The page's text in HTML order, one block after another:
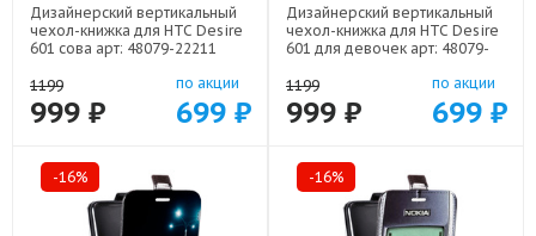
Дизайнерский вертикальный
чехол-книжка для HTC Desire
601 сова арт: 48079-22211
1199
999 ₽
по акции
699 ₽
Дизайнерский вертикальный
чехол-книжка для HTC Desire
601 для девочек арт: 48079-
1199
999 ₽
по акции
699 ₽
-16% -16%